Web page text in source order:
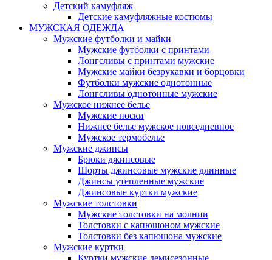
Детский камуфляж
Детские камуфляжные костюмы
МУЖСКАЯ ОДЕЖДА
Мужские футболки и майки
Мужские футболки с принтами
Лонгсливы с принтами мужские
Мужские майки безрукавки и борцовки
Футболки мужские однотонные
Лонгсливы однотонные мужские
Мужское нижнее белье
Мужские носки
Нижнее белье мужское повседневное
Мужское термобелье
Мужские джинсы
Брюки джинсовые
Шорты джинсовые мужские длинные
Джинсы утепленные мужские
Джинсовые куртки мужские
Мужские толстовки
Мужские толстовки на молнии
Толстовки с капюшоном мужские
Толстовки без капюшона мужские
Мужские куртки
Куртки мужские демисезонные